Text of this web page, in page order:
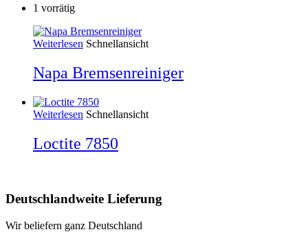
1 vorrätig
Weiterlesen Schnellansicht
Napa Bremsenreiniger
Weiterlesen Schnellansicht
Loctite 7850
Deutschlandweite Lieferung
Wir beliefern ganz Deutschland